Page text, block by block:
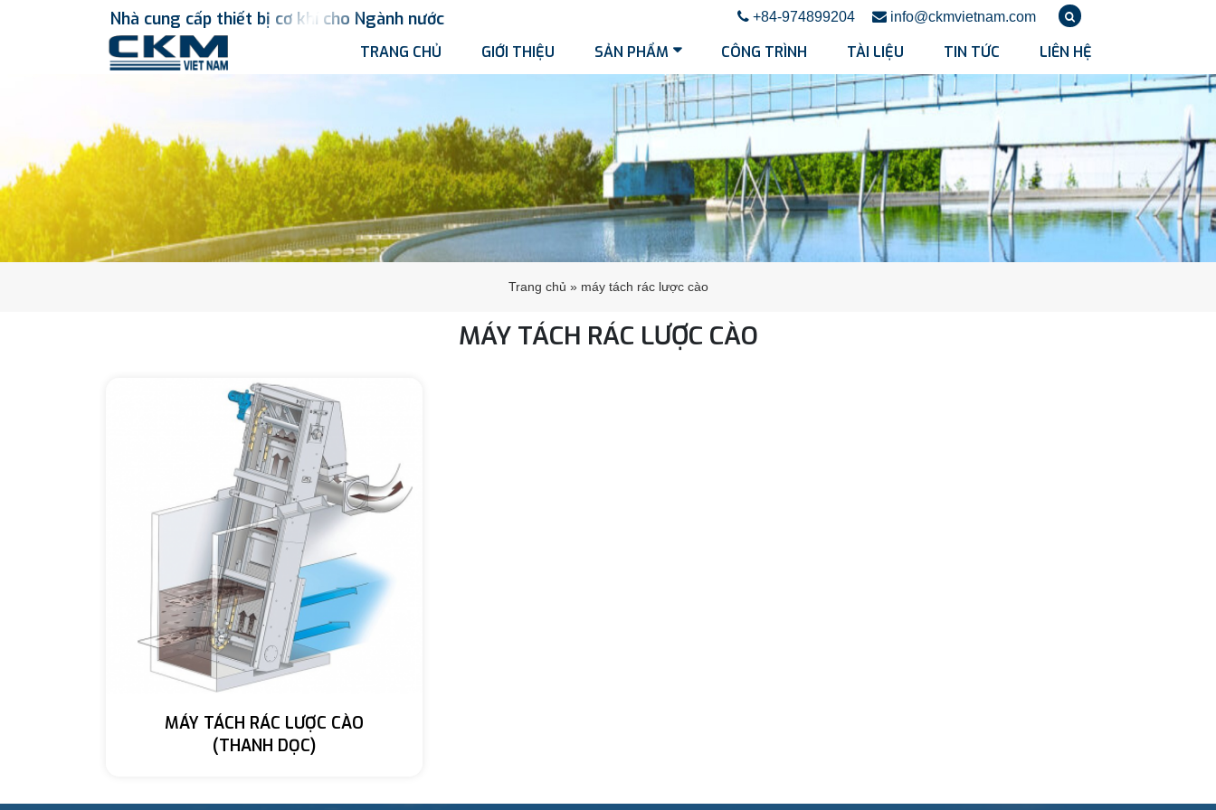
Nhà cung cấp thiết bị cơ khí cho Ngành nước +84-974899204 info@ckmvietnam.com
TRANG CHỦ GIỚI THIỆU SẢN PHẨM CÔNG TRÌNH TÀI LIỆU TIN TỨC LIÊN HỆ
Trang chủ » máy tách rác lược cào
MÁY TÁCH RÁC LƯỢC CÀO
MÁY TÁCH RÁC LƯỢC CÀO
(THANH DỌC)